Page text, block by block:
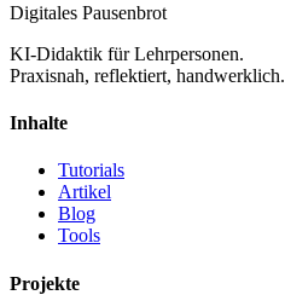
Digitales Pausenbrot
KI-Didaktik für Lehrpersonen.
Praxisnah, reflektiert, handwerklich.
Inhalte
Tutorials
Artikel
Blog
Tools
Projekte